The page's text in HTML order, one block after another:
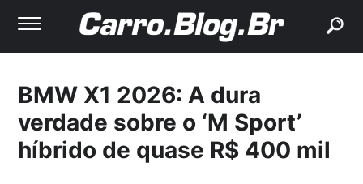
BMW X1 2026: A dura
verdade sobre o ‘M Sport’
híbrido de quase R$ 400 mil